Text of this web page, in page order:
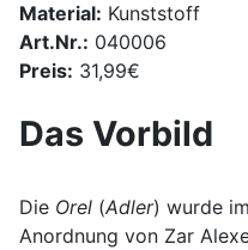
Material: Kunststoff
Art.Nr.: 040006
Preis: 31,99€
Das Vorbild
Die Orel (Adler) wurde
Anordnung von Zar